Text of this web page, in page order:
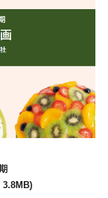
3.8MB)